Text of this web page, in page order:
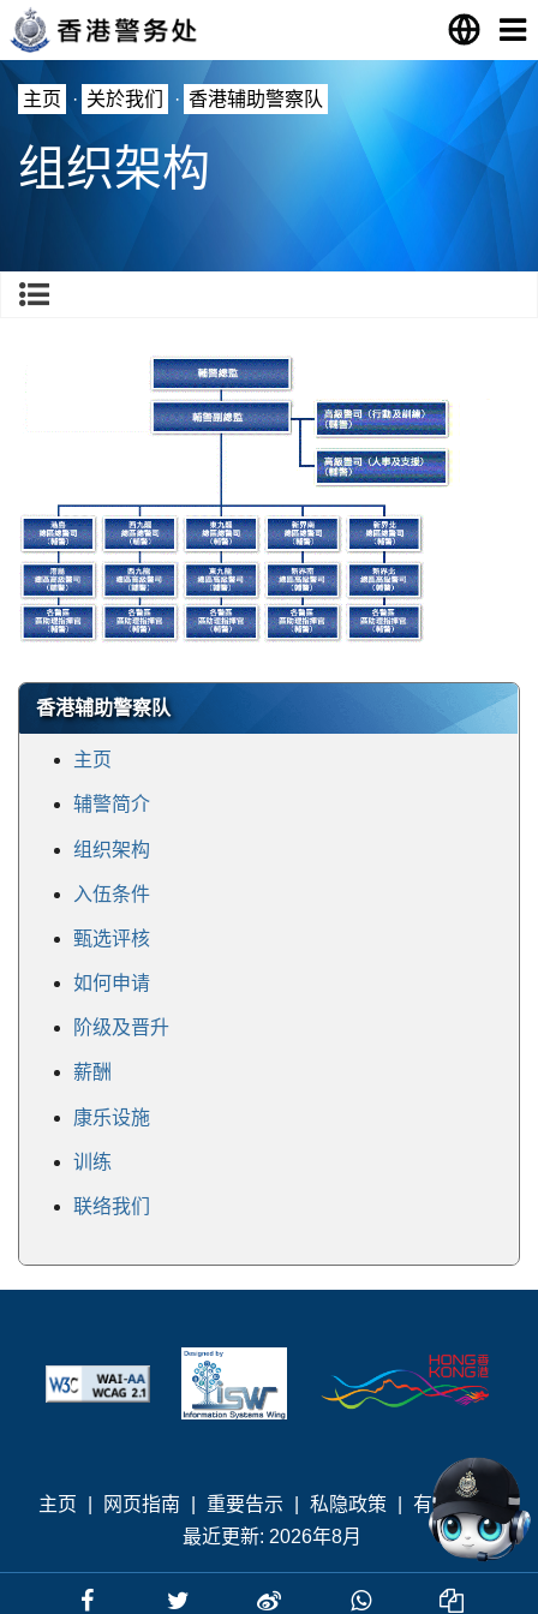
主页 · 关於我们 · 香港辅助警察队
组织架构
香港辅助警察队
主页
辅警简介
组织架构
入伍条件
甄选评核
如何申请
阶级及晋升
薪酬
康乐设施
训练
联络我们
主页 网页指南 重要告示 私隐政策 有用连结
最近更新: 2026年8月